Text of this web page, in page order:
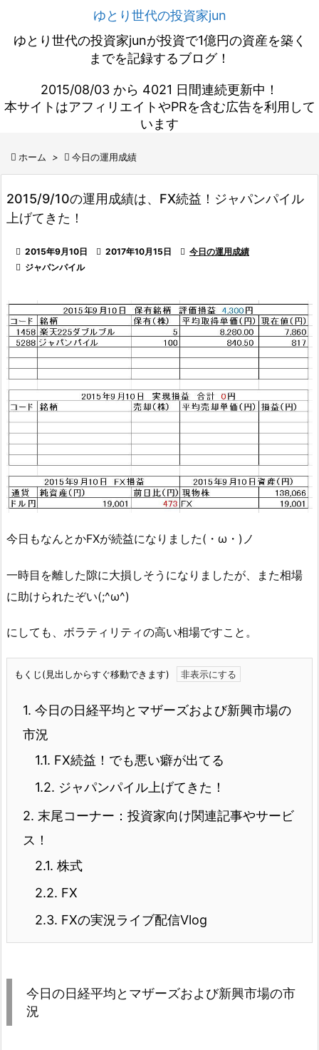
ゆとり世代の投資家jun
ゆとり世代の投資家junが投資で1億円の資産を築く
までを記録するブログ！
2015/08/03 から 4021 日間連続更新中！
本サイトはアフィリエイトやPRを含む広告を利用して
います
 ホーム >  今日の運用成績
2015/9/10の運用成績は、FX続益！ジャパンパイル
上げてきた！
 2015年9月10日  2017年10月15日  今日の運用成績
 ジャパンパイル
今日もなんとかFXが続益になりました(・ω・)ノ
一時目を離した隙に大損しそうになりましたが、また相場
に助けられたぞい(;^ω^)
にしても、ボラティリティの高い相場ですこと。
もくじ(見出しからすぐ移動できます)
1. 今日の日経平均とマザーズおよび新興市場の
市況
1.1. FX続益！でも悪い癖が出てる
1.2. ジャパンパイル上げてきた！
2. 末尾コーナー：投資家向け関連記事やサービ
ス！
2.1. 株式
2.2. FX
2.3. FXの実況ライブ配信Vlog
今日の日経平均とマザーズおよび新興市場の市
況